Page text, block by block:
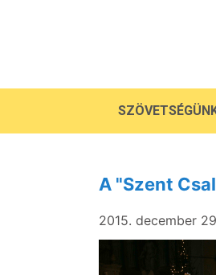
A "Szent
2015. december